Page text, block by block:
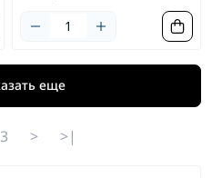
еще
3 > >|